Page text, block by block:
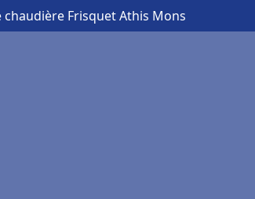
Frisquet Athis Mons